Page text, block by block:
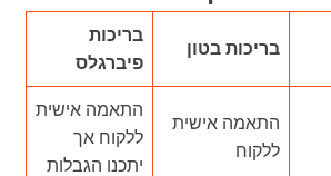
בריכות בטון
בריכות
פיברגלס
התאמה אישית
ללקוח
התאמה אישית
ללקוח אך
יתכנו הגבלות